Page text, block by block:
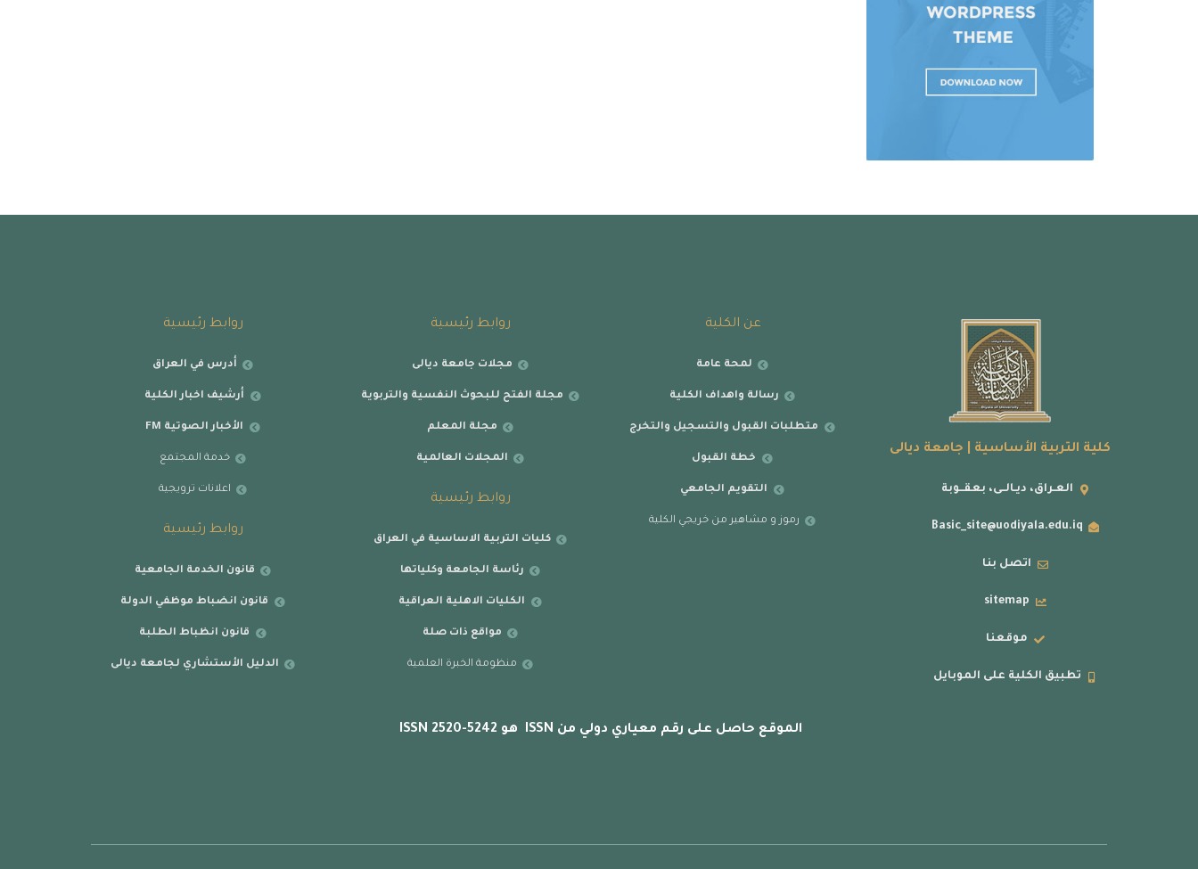
كلية التربية الأساسية | جامعة ديالى
العـراق، ديـالــى، بعقــوبة
Basic_site@uodiyala.edu.iq
اتصل بنا
sitemap
موقعنا
تطبيق الكلية على الموبايل
عن الكلية
لمحة عامة
رسالة واهداف الكلية
متطلبات القبول والتسجيل والتخرج
خطة القبول
التقويم الجامعي
رموز و مشاهير من خريجي الكلية
روابط رئيسية
مجلات جامعة ديالى
مجلة الفتح للبحوث النفسية والتربوية
مجلة المعلم
المجلات العالمية
روابط رئيسية
كليات التربية الاساسية في العراق
رئاسة الجامعة وكلياتها
الكليات الاهلية العراقية
مواقع ذات صلة
منظومة الخبرة العلمية
روابط رئيسية
أدرس في العراق
أرشيف اخبار الكلية
الأخبار الصوتية FM
خدمة المجتمع
اعلانات ترويجية
روابط رئيسية
قانون الخدمة الجامعية
قانون انضباط موظفي الدولة
قانون انظباط الطلبة
الدليل الأستشاري لجامعة ديالى
الموقع حاصل على رقم معياري دولي من ISSN هو ISSN 2520-5242